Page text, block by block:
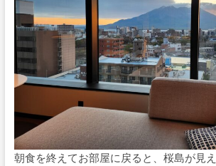
朝食を終えてお部屋に戻ると、桜島が見